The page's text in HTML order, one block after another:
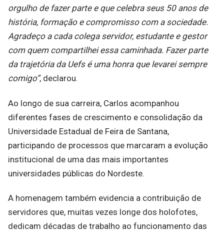
orgulho de fazer parte e que celebra seus 50 anos de
história, formação e compromisso com a sociedade.
Agradeço a cada colega servidor, estudante e gestor
com quem compartilhei essa caminhada. Fazer parte
da trajetória da Uefs é uma honra que levarei sempre
comigo”, declarou.
Ao longo de sua carreira, Carlos acompanhou
diferentes fases de crescimento e consolidação da
Universidade Estadual de Feira de Santana,
participando de processos que marcaram a evolução
institucional de uma das mais importantes
universidades públicas do Nordeste.
A homenagem também evidencia a contribuição de
servidores que, muitas vezes longe dos holofotes,
dedicam décadas de trabalho ao funcionamento das